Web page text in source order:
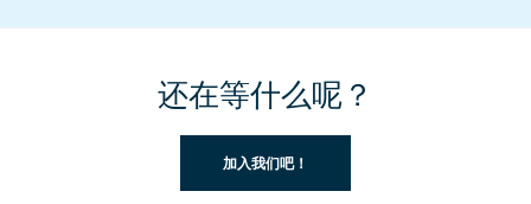
还在等什么呢？
加入我们吧！